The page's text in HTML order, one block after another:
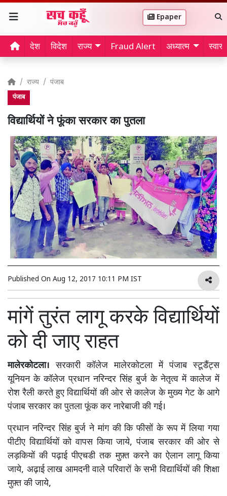
Epaper
देश विदेश राज्य Fraud Alert अध्यात्म
राज्य पंजाब
पंजाब
विद्यार्थियों ने फूंका सरकार का पुतला
Published On Aug 12, 2017 10:11 PM IST
मांगें तुरंत लागू करके विद्यार्थियों
को दी जाए राहत
मालेरकोटला। सरकारी कॉलेज मालेरकोटला में पंजाब स्टूडैंट्स
यूनियन के कॉलेज प्रधान नरिन्दर सिंह बुर्ज के नेतृत्व में कालेज में
रोश रैली करते हुए विद्यार्थियों की ओर से कालेज के मुख्य गेट के आगे
पंजाब सरकार का पुतला फूंक कर नारेबाजी की गई।
प्रधान नरिन्दर सिंह बुर्ज ने मांग की कि फीसों के रूप में लिया गया
पीटीए विद्यार्थियों को वापस किया जाये, पंजाब सरकार की ओर से
लड़कियों की पढ़ाई पीएचडी तक मुफ़्त करने का ऐलान लागू किया
जाये, अढ़ाई लाख आमदनी वाले परिवारों के सभी विद्यार्थियों की शिक्षा
मुफ़्त की जाये,